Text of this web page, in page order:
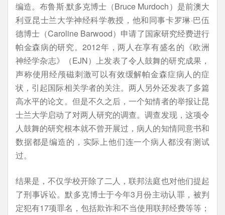
编造。布鲁斯·默多克博士（Bruce Murdoch）是前澳大
利亚昆士兰大学神经科学教授，他和同事卡罗琳·巴伍
德博士（Caroline Barwood）申请了国家研究经费进行
帕金森病的研究。2012年，两人在享有盛名的《欧洲
神经学杂志》（EJN）上发表了令人鼓舞的研究成果，
声称使用经颅磁刺激可以有效缓解帕金森症病人的症
状，引起国际相关学者的关注。两人另外还发表了多篇
高水平的论文。但是不久之后，一个知情者的举报让昆
士兰大学启动了对两人研究的调查。调查发现，这项令
人鼓舞的研究根本就不曾开展过，病人的知情同意书和
数据都是编造的，实际上他们连一个病人都没有测试
过。
结果是，不仅学校开除了二人，联邦法庭也对他们提起
了刑事诉讼。默多克博士于今年3月份主动认罪，被判
定犯有17项罪名，包括欺诈和不当使用联邦经费等等；